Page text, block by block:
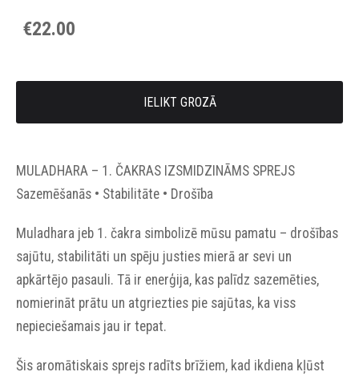
€22.00
IELIKT GROZĀ
MULADHARA – 1. ČAKRAS IZSMIDZINĀMS SPREJS
Sazemēšanās • Stabilitāte • Drošība
Muladhara jeb 1. čakra simbolizē mūsu pamatu – drošības
sajūtu, stabilitāti un spēju justies mierā ar sevi un
apkārtējo pasauli. Tā ir enerģija, kas palīdz sazemēties,
nomierināt prātu un atgriezties pie sajūtas, ka viss
nepieciešamais jau ir tepat.
Šis aromātiskais sprejs radīts brīžiem, kad ikdiena kļūst